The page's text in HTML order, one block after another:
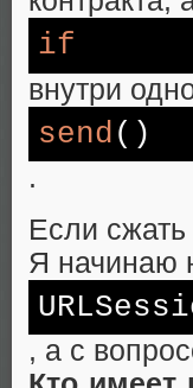
if
внутри
send ()
.
Если сжать
Я начинаю
, а с